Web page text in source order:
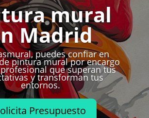
mural
Madrid
puedes confiar en
pintura mural por encargo
que superan tus
y transforman tus
entornos.
Presupuesto